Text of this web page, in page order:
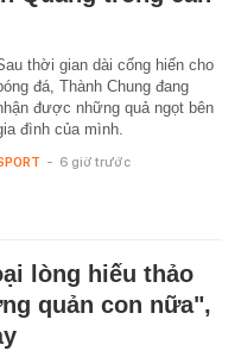
thời gian dài cống hiến cho
đá, Thành Chung đang
được những quả ngọt bên
đình của mình.
- 6 giờ trước
lòng hiếu thảo
quản con nữa",